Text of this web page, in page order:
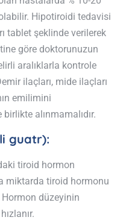
Hipotiroidi tedavisi
tablet şeklinde verilerek
göre doktorunuzun
aralıklarla kontrole
ilaçları, mide ilaçları
emilimini
alınmamalıdır.
guatr):
tiroid hormon
miktarda tiroid hormonu
Hormon düzeyinin